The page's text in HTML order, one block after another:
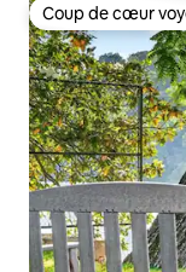
Coup de cœur
Coup de cœur